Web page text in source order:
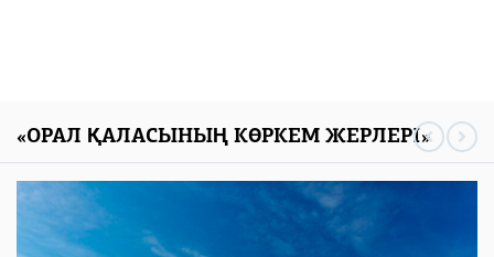
«ОРАЛ ҚАЛАСЫНЫҢ КӨРКЕМ ЖЕРЛЕРІ»